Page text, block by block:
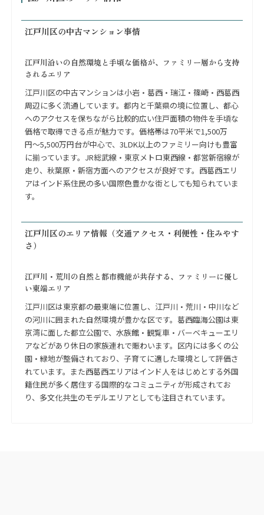
江戸川区の中古マンション事情
江戸川沿いの自然環境と手頃な価格が、ファミリー層から支持
されるエリア
江戸川区の中古マンションは小岩・葛西・瑞江・篠崎・西葛西
周辺に多く流通しています。都内と千葉県の境に位置し、都心
へのアクセスを保ちながら比較的広い住戸面積の物件を手頃な
価格で取得できる点が魅力です。価格帯は70平米で1,500万
円〜5,500万円台が中心で、3LDK以上のファミリー向けも豊富
に揃っています。JR総武線・東京メトロ東西線・都営新宿線が
走り、秋葉原・新宿方面へのアクセスが良好です。西葛西エリ
アはインド系住民の多い国際色豊かな街としても知られていま
す。
江戸川区のエリア情報（交通アクセス・利便性・住みやす
さ）
江戸川・荒川の自然と都市機能が共存する、ファミリーに優し
い東端エリア
江戸川区は東京都の最東端に位置し、江戸川・荒川・中川など
の河川に囲まれた自然環境が豊かな区です。葛西臨海公園は東
京湾に面した都立公園で、水族館・観覧車・バーベキューエリ
アなどがあり休日の家族連れで賑わいます。区内には多くの公
園・緑地が整備されており、子育てに適した環境として評価さ
れています。また西葛西エリアはインド人をはじめとする外国
籍住民が多く居住する国際的なコミュニティが形成されてお
り、多文化共生のモデルエリアとしても注目されています。